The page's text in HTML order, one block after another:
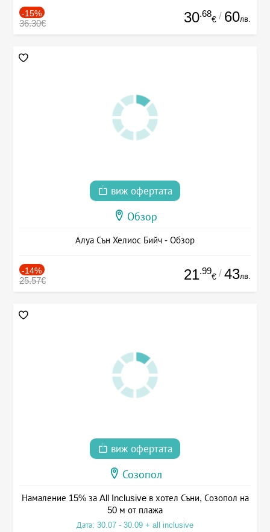
-15%
36.30€ 30.68
€ / 60лв.
виж офертата
Обзор
Алуа Сън Хелиос Бийч - Обзор
-14%
25.57€ 21.99
€ / 43лв.
виж офертата
Созопол
Намаление 15% за All Inclusive в хотел Съни, Созопол на
50 м от плажа
Дата: 30.07 - 30.09 + all inclusive